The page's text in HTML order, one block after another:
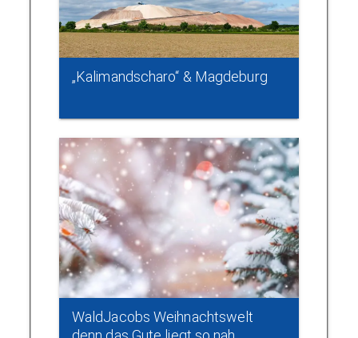
„Kalimandscharo“ & Magdeburg
WaldJacobs Weihnachtswelt